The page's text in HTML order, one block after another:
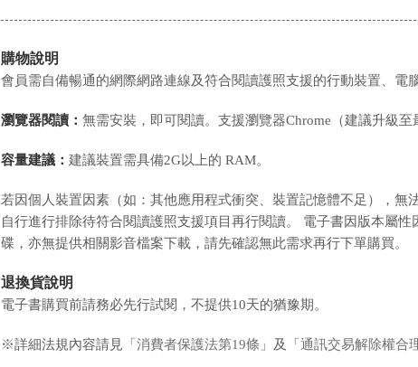
購物說明
會員需自備暢通的網際網路連線及符合閱讀護照支援的行動裝置、電
瀏覽器閱讀： 無需安裝，即可閱讀。支援瀏覽器Chrome（建議升級至
容量建議： 建議裝置需具備2G以上的 RAM。
若因個人裝置因素（如：其他應用程式衝突、裝置記憶體不足），
自行進行排除待符合閱讀護照支援項目再行閱讀。 電子書因版本屬
碟，亦無提供相關影音檔案下載，請先確認無此需求再行下單購買。
退換貨說明
電子書購買前請務必先行試閱，不提供10天的猶豫期。
※詳細法規內容請見「 消費者保護法第19條 」及「 通訊交易解除權合